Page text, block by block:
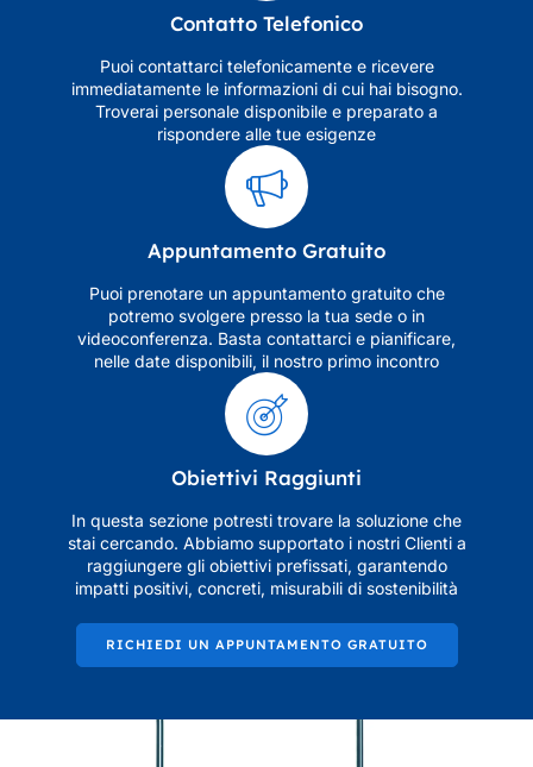
Contatto Telefonico
Puoi contattarci telefonicamente e ricevere
immediatamente le informazioni di cui hai bisogno.
Troverai personale disponibile e preparato a
rispondere alle tue esigenze
Appuntamento Gratuito
Puoi prenotare un appuntamento gratuito che
potremo svolgere presso la tua sede o in
videoconferenza. Basta contattarci e pianificare,
nelle date disponibili, il nostro primo incontro
Obiettivi Raggiunti
In questa sezione potresti trovare la soluzione che
stai cercando. Abbiamo supportato i nostri Clienti a
raggiungere gli obiettivi prefissati, garantendo
impatti positivi, concreti, misurabili di sostenibilità
RICHIEDI UN APPUNTAMENTO GRATUITO